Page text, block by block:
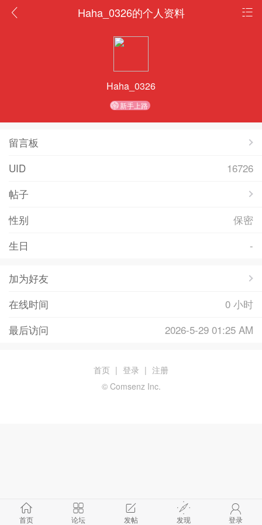
Haha_0326的个人资料
Haha_0326
新手上路
留言板
UID
16726
帖子
性别
保密
生日
-
加为好友
在线时间
0 小时
最后访问
2026-5-29 01:25 AM
首页 论坛 发帖 发现 登录
首页 | 登录 | 注册
© Comsenz Inc.